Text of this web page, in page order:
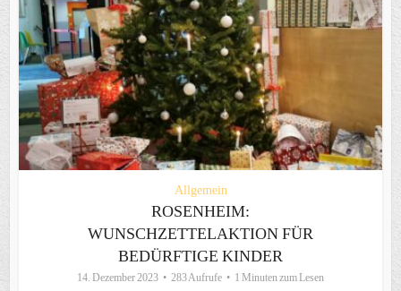
Allgemein
ROSENHEIM:
WUNSCHZETTELAKTION FÜR
BEDÜRFTIGE KINDER
14. Dezember 2023 283 Aufrufe 1 Minuten zum Lesen